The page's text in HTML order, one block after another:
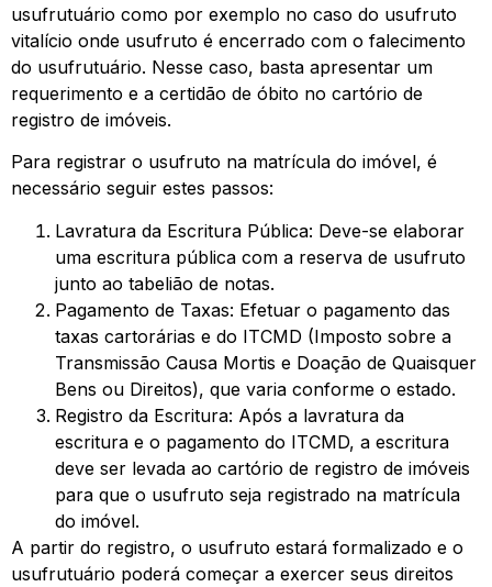
usufrutuário como por exemplo no caso do usufruto
vitalício onde usufruto é encerrado com o falecimento
do usufrutuário. Nesse caso, basta apresentar um
requerimento e a certidão de óbito no cartório de
registro de imóveis.
Para registrar o usufruto na matrícula do imóvel, é
necessário seguir estes passos:
Lavratura da Escritura Pública: Deve-se elaborar
uma escritura pública com a reserva de usufruto
junto ao tabelião de notas.
Pagamento de Taxas: Efetuar o pagamento das
taxas cartorárias e do ITCMD (Imposto sobre a
Transmissão Causa Mortis e Doação de Quaisquer
Bens ou Direitos), que varia conforme o estado.
Registro da Escritura: Após a lavratura da
escritura e o pagamento do ITCMD, a escritura
deve ser levada ao cartório de registro de imóveis
para que o usufruto seja registrado na matrícula
do imóvel.
A partir do registro, o usufruto estará formalizado e o
usufrutuário poderá começar a exercer seus direitos